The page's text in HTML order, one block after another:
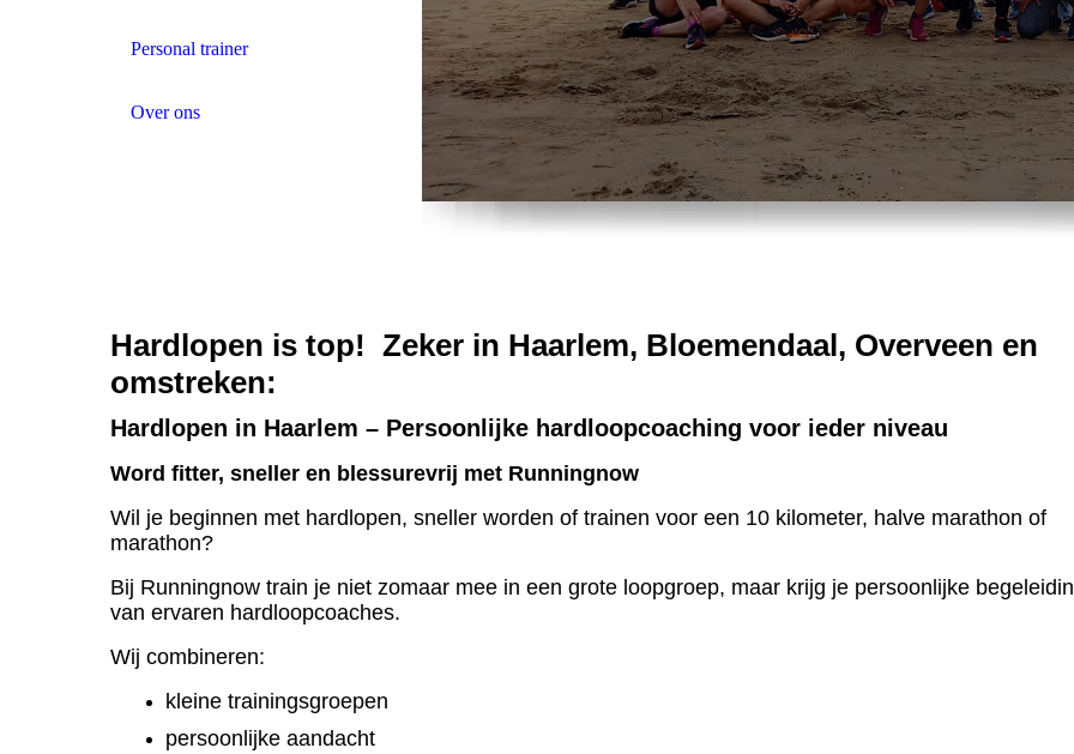
Personal trainer
Over ons
Hardlopen is top! Zeker in Haarlem, Bloemendaal, Overveen en
omstreken:
Hardlopen in Haarlem – Persoonlijke hardloopcoaching voor ieder niveau
Word fitter, sneller en blessurevrij met Runningnow
Wil je beginnen met hardlopen, sneller worden of trainen voor een 10 kilometer, halve marathon of
marathon?
Bij Runningnow train je niet zomaar mee in een grote loopgroep, maar krijg je persoonlijke
van ervaren hardloopcoaches.
Wij combineren:
kleine trainingsgroepen
persoonlijke aandacht